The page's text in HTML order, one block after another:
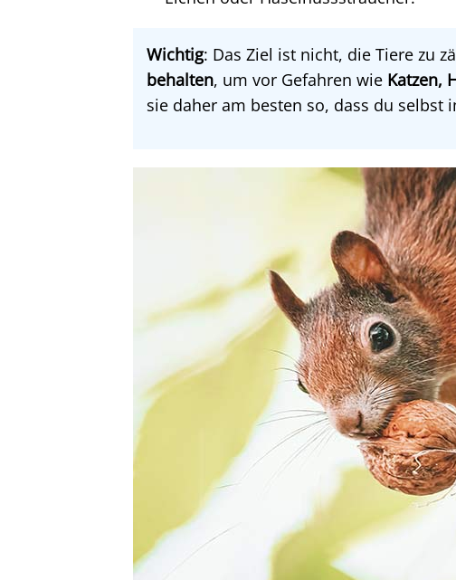
Wichtig: Das Ziel ist nicht, die Tiere zu
behalten, um vor Gefahren wie Katzen,
sie daher am besten so, dass du selbst